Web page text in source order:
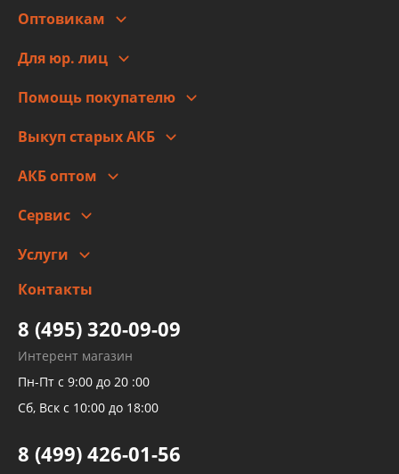
Адреса
Новости
Правовая информация
Оптовикам
Для юр. лиц
Помощь покупателю
Оплата
Гарантии и возврат
Выкуп старых АКБ
АКБ оптом
Сервис
Заправка кондиционера авто
Детейлинг
Услуги
высокого давления
Тормозных трубок
Рукавов гидроусилителей
Рукавов компрессоров и турбин
Трубок кондиционеров
Развертка пайка медных стальных
Контакты
8 (495) 320-09-09
Интерент магазин
Пн-Пт с 9:00 до 20 :00
Сб, Вск с 10:00 до 18:00
8 (499) 426-01-56